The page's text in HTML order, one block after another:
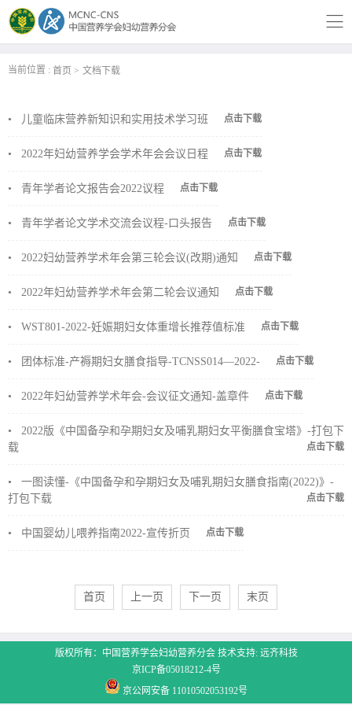
当前位置 : 首页 文档下载
• 儿童临床营养新知识和实用技术学习班 点击下载
• 2022年妇幼营养学会学术年会会议日程 点击下载
• 青年学者论文报告会2022议程 点击下载
• 青年学者论文学术交流会议程-口头报告 点击下载
• 2022妇幼营养学术年会第三轮会议(改期)通知 点击下载
• 2022年妇幼营养学术年会第二轮会议通知 点击下载
• WST801-2022-妊娠期妇女体重增长推荐值标准 点击下载
• 团体标准-产褥期妇女膳食指导-TCNSS014—2022- 点击下载
• 2022年妇幼营养学术年会-会议征文通知-盖章件 点击下载
• 2022版《中国备孕和孕期妇女及哺乳期妇女平衡膳食宝塔》-打包下
载
点击下载
• 一图读懂-《中国备孕和孕期妇女及哺乳期妇女膳食指南(2022)》-
打包下载
点击下载
• 中国婴幼儿喂养指南2022-宣传折页 点击下载
首页 上一页 下一页 末页
版权所有： 中国营养学会妇幼营养分会技术支持: 远齐科技
京ICP备05018212-4号
京公网安备 11010502053192号